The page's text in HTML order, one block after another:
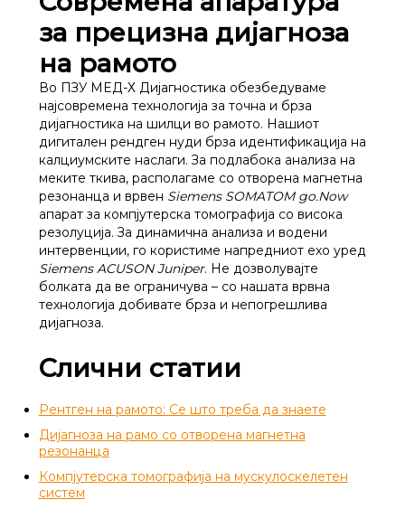
за прецизна дијагноза
на рамото
Во ПЗУ МЕД-Х Дијагностика обезбедуваме
најсовремена технологија за точна и брза
дијагностика на шилци во рамото. Нашиот
дигитален рендген нуди брза идентификација на
калциумските наслаги. За подлабока анализа на
меките ткива, располагаме со отворена магнетна
резонанца и врвен Siemens SOMATOM go.Now
апарат за компјутерска томографија со висока
резолуција. За динамична анализа и водени
интервенции, го користиме напредниот ехо уред
Siemens ACUSON Juniper. Не дозволувајте
болката да ве ограничува – со нашата врвна
технологија добивате брза и непогрешлива
дијагноза.
Слични статии
Рентген на рамото: Се што треба да знаете
Дијагноза на рамо со отворена магнетна
резонанца
Компјутерска томографија на мускулоскелетен
систем